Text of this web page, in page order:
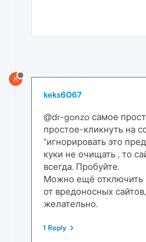
K
keks6067
@dr-gonzo самое
простое-кликнуть на
"игнорировать это
куки не очищать , то
всегда. Пробуйте.
Можно ещё отключить
от вредоносных
желательно.
1 Reply